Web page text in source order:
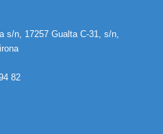
s/n, 17257 Gualta C-31, s/n,
82